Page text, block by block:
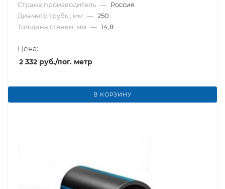
Страна производитель — Россия
Диаметр трубы, мм — 250
Толщина стенки, мм — 14,8
Цена:
2 332 руб./пог. метр
В КОРЗИНУ